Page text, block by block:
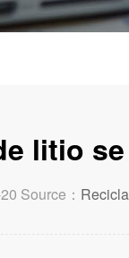
litio
Source：